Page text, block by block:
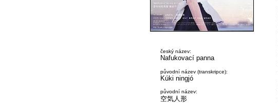
český název:
Nafukovací panna
původní název (transkripce):
Kúki ningjó
původní název:
空気人形